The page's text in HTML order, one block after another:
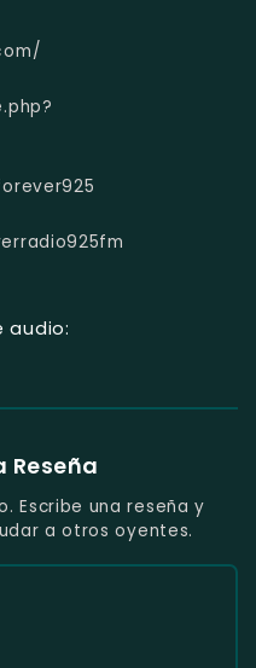
audio:
Reseña
Escribe una reseña y
a otros oyentes.